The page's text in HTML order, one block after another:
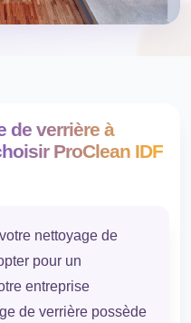
de verrière à
ProClean IDF
nettoyage de
pour un
entreprise
de verrière possède